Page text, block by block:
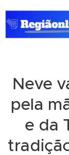
Neve
pela
e da